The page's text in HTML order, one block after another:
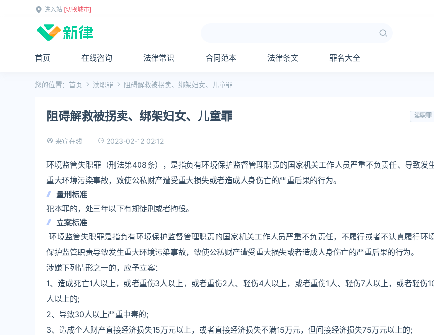
进入站 [切换城市]
首页 在线咨询 法律常识 合同范本 法律条文 罪名大全
您的位置： 首页 渎职罪 阻碍解救被拐卖、绑架妇女、儿童罪
阻碍解救被拐卖、绑架妇女、儿童罪 渎职罪
来宾在线 2023-02-12 02:12
环境监管失职罪（刑法第408条），是指负有环境保护监督管理职责的国家机关工作人员严重不负责任、导致发
重大环境污染事故，致使公私财产遭受重大损失或者造成人身伤亡的严重后果的行为。
量刑标准
犯本罪的，处三年以下有期徒刑或者拘役。
立案标准
环境监管失职罪是指负有环境保护监督管理职责的国家机关工作人员严重不负责任，不履行或者不认真履行环
保护监管职责导致发生重大环境污染事故，致使公私财产遭受重大损失或者造成人身伤亡的严重后果的行为。
涉嫌下列情形之一的，应予立案：
1、造成死亡1人以上，或者重伤3人以上，或者重伤2人、轻伤4人以上，或者重伤1人、轻伤7人以上，或者轻伤
人以上的;
2、导致30人以上严重中毒的;
3、造成个人财产直接经济损失15万元以上，或者直接经济损失不满15万元，但间接经济损失75万元以上的;